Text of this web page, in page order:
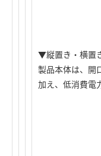
▼縦置き・横置
製品本体は、開
加え、低消費電